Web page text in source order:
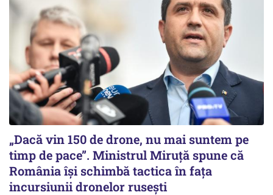
„Dacă vin 150 de drone, nu mai suntem pe
timp de pace”. Ministrul Miruţă spune că
România își schimbă tactica în fața
incursiunii dronelor rusești